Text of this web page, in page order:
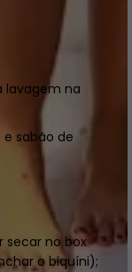
lavagem na
sabão de
secar no box
o biquíni);